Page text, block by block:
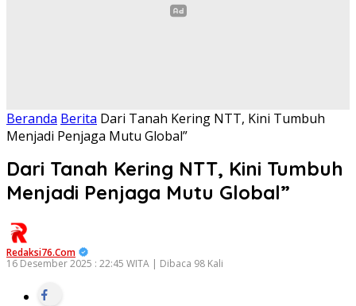
Beranda Berita Dari Tanah Kering NTT, Kini Tumbuh
Menjadi Penjaga Mutu Global”
Dari Tanah Kering NTT, Kini Tumbuh
Menjadi Penjaga Mutu Global”
Redaksi76.com
16 Desember 2025 : 22:45 WITA | Dibaca 98 Kali